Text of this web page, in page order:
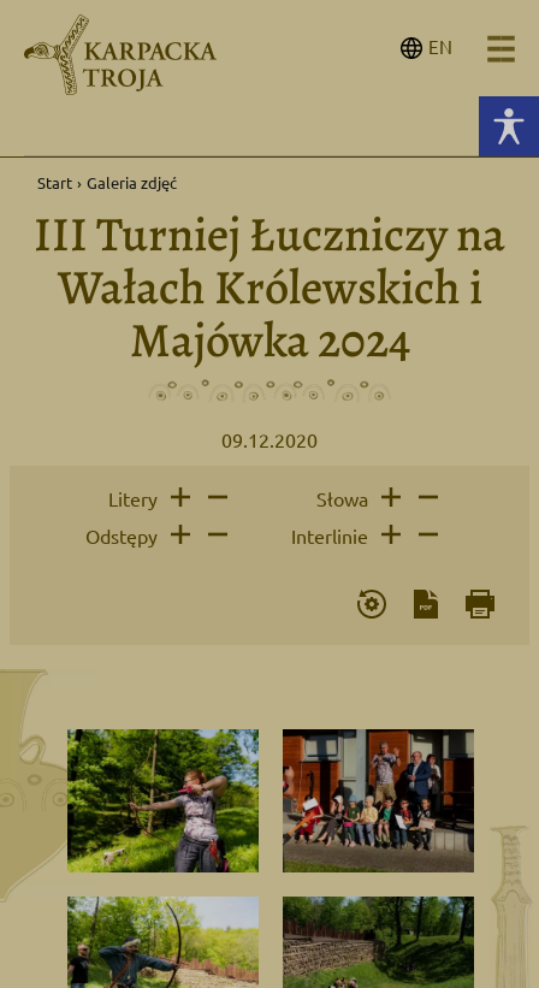
EN
Start › Galeria zdjęć
III Turniej Łuczniczy na
Wałach Królewskich i
Majówka 2024
09.12.2020
Litery
Słowa
Odstępy
Interlinie